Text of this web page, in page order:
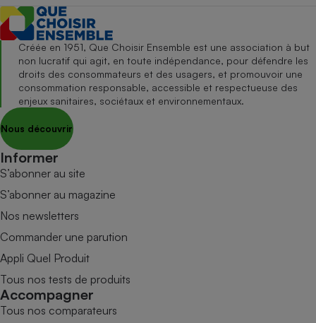
Créée en 1951, Que Choisir Ensemble est une association à but
non lucratif qui agit, en toute indépendance, pour défendre les
droits des consommateurs et des usagers, et promouvoir une
consommation responsable, accessible et respectueuse des
enjeux sanitaires, sociétaux et environnementaux.
Nous découvrir
Informer
S’abonner au site
S’abonner au magazine
Nos newsletters
Commander une parution
Appli Quel Produit
Tous nos tests de produits
Accompagner
Tous nos comparateurs